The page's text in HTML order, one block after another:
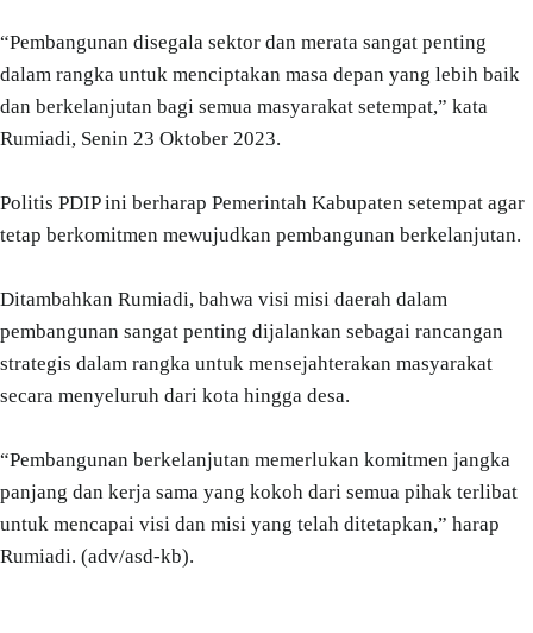
“Pembangunan disegala sektor dan merata sangat penting
dalam rangka untuk menciptakan masa depan yang lebih baik
dan berkelanjutan bagi semua masyarakat setempat,” kata
Rumiadi, Senin 23 Oktober 2023.
Politis PDIP ini berharap Pemerintah Kabupaten setempat agar
tetap berkomitmen mewujudkan pembangunan berkelanjutan.
Ditambahkan Rumiadi, bahwa visi misi daerah dalam
pembangunan sangat penting dijalankan sebagai rancangan
strategis dalam rangka untuk mensejahterakan masyarakat
secara menyeluruh dari kota hingga desa.
“Pembangunan berkelanjutan memerlukan komitmen jangka
panjang dan kerja sama yang kokoh dari semua pihak terlibat
untuk mencapai visi dan misi yang telah ditetapkan,” harap
Rumiadi. (adv/asd-kb).